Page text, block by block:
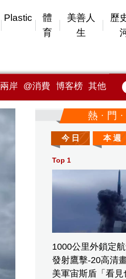
Plastic
體
育
美善人
生
歷
兩岸 @消費 博客榜 其他
熱 · 門
今 日 本 週
Top 1
1000公里外鎖定
發射鷹擊-20高清
美軍宙斯盾「看見